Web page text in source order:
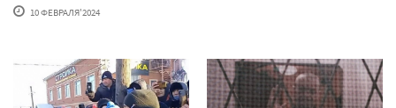
10 ФЕВРАЛЯ'2024